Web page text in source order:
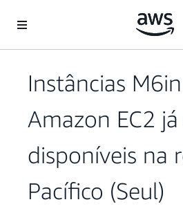
Pular para o conteúdo principal
Instâncias
Amazon EC2
disponíveis na
Pacífico (Seul)